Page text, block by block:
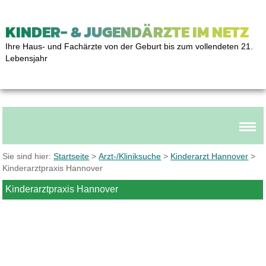
KINDER- & JUGENDÄRZTE IM NETZ
Ihre Haus- und Fachärzte von der Geburt bis zum vollendeten 21.
Lebensjahr
Sie sind hier:Startseite >Arzt-/Kliniksuche > Kinderarzt Hannover >
Kinderarztpraxis Hannover
Kinderarztpraxis Hannover